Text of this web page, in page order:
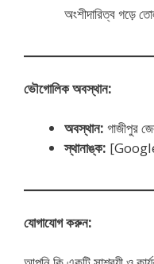
অংশীদারিত্ব গড়ে
ভৌগোলিক অবস্থান:
অবস্থান: গাজীপুর
স্থানাঙ্ক:
যোগাযোগ করুন: